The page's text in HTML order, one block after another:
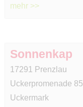
mehr >>
Sonnenkap
17291 Prenzlau
Uckerpromenade 85
Uckermark